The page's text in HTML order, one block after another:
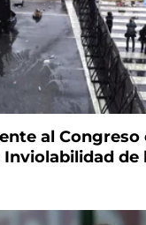
al Congreso
Inviolabilidad de